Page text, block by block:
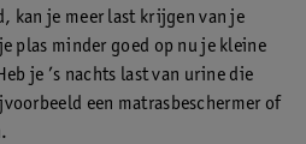
kan je meer last krijgen van je
plas minder goed op nu je kleine
je ’s nachts last van urine die
een matrasbeschermer of